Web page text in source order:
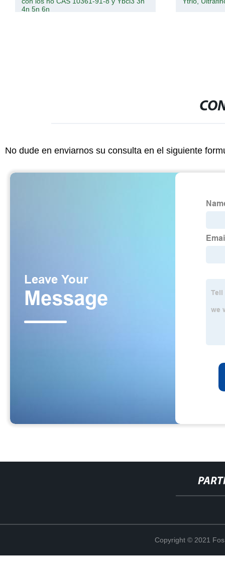
5n 6n
No dude en enviarnos su consulta en el siguiente
Copyright © 2021